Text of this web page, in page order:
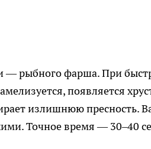
— рыбного фарша. При
появляется
излишнюю пресность.
Точное время — 30–40